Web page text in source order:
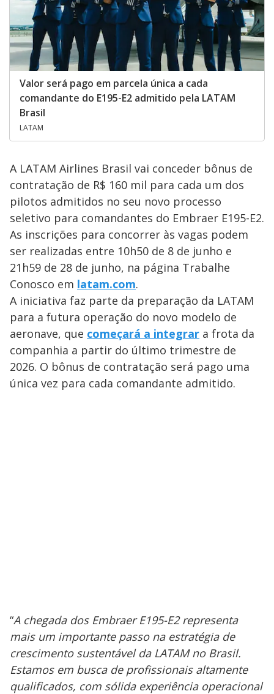
Valor será pago em parcela única a cada
comandante do E195-E2 admitido pela LATAM
Brasil
LATAM
A LATAM Airlines Brasil vai conceder bônus de
contratação de R$ 160 mil para cada um dos
pilotos admitidos no seu novo processo
seletivo para comandantes do Embraer E195-E2.
As inscrições para concorrer às vagas podem
ser realizadas entre 10h50 de 8 de junho e
21h59 de 28 de junho, na página Trabalhe
Conosco em latam.com.
A iniciativa faz parte da preparação da LATAM
para a futura operação do novo modelo de
aeronave, que começará a integrar a frota da
companhia a partir do último trimestre de
2026. O bônus de contratação será pago uma
única vez para cada comandante admitido.
“A chegada dos Embraer E195-E2 representa
mais um importante passo na estratégia de
crescimento sustentável da LATAM no Brasil.
Estamos em busca de profissionais altamente
qualificados, com sólida experiência operacional